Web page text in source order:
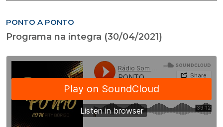
PONTO A PONTO
Programa na íntegra (30/04/2021)